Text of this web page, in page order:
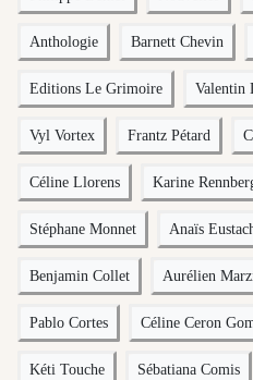
Anthologie Barnett Chevin
Editions Le Grimoire Valentin
Vyl Vortex Frantz Pétard
Céline Llorens Karine
Stéphane Monnet Anaïs
Benjamin Collet Aurélien
Pablo Cortes Céline Ceron
Kéti Touche Sébatiana Comis